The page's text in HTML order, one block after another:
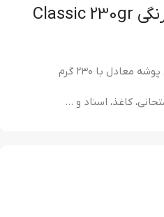
پوشه مقوایی ساده رنگی Classic 230gr
کاغذ، اسناد و …